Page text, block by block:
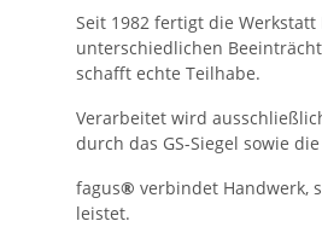
Seit 1982 fertigt die
unterschiedlichen
schafft echte Teilhabe.
Verarbeitet wird
durch das GS-Siegel sowie
fagus® verbindet Handwerk,
leistet.